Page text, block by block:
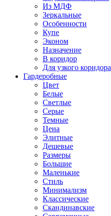
Из МДФ
Зеркальные
Особенности
Купе
Эконом
Назначение
В коридор
Для узкого коридора
Гардеробные
Цвет
Белые
Светлые
Серые
Темные
Цена
Элитные
Дешевые
Размеры
Большие
Маленькие
Стиль
Минимализм
Классические
Скандинавские